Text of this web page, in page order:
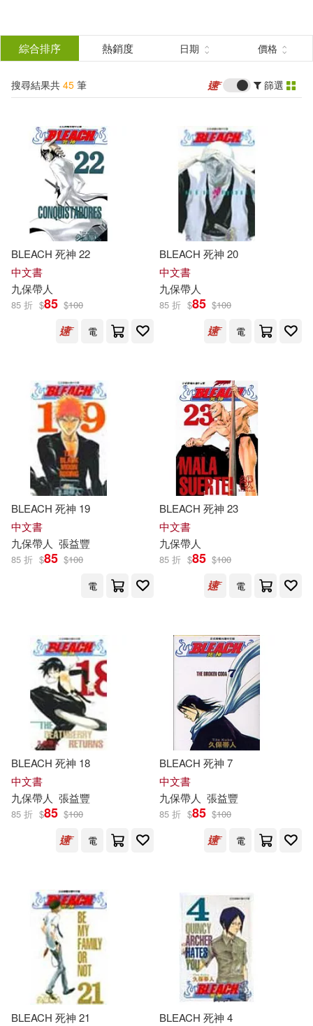
結
分類 (單選)
所有商品(45) 圖書(24)
電子書(21)
作者 (可複選)
九保帶人(45)
出版社 (可複選)
配送方式 (可複選)
可超商取貨(24)
可海外宅配(24)
可港澳店取(24)
可菲律賓店取(24)
電子書 (可複選)
適合平板閱讀(21)
其他 (可複選)
作者/演唱/譯/編/繪(45)
價格
範圍
綜合排序 熱銷度 日期 價格
搜尋結果共 45 筆 篩選
BLEACH 死神 22
中文書
九保帶人
85 折 $85 $100
電
BLEACH 死神 20
中文書
九保帶人
85 折 $85 $100
電
BLEACH 死神 19
中文書
九保帶人 張益豐
85 折 $85 $100
電
BLEACH 死神 23
中文書
九保帶人
85 折 $85 $100
電
BLEACH 死神 18
中文書
九保帶人 張益豐
85 折 $85 $100
電
BLEACH 死神 7
中文書
九保帶人 張益豐
85 折 $85 $100
電
BLEACH 死神 21
BLEACH 死神 4